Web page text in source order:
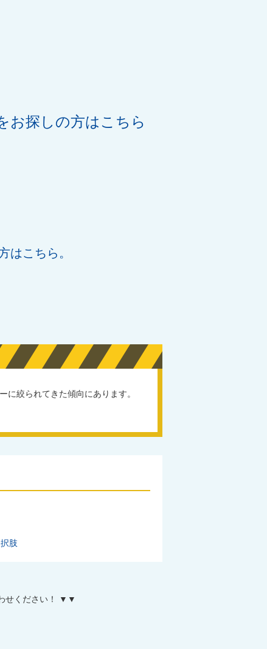
お探しの方はこちら
はこちら。
絞られてきた傾向にあります。
肢
せください！ ▼▼